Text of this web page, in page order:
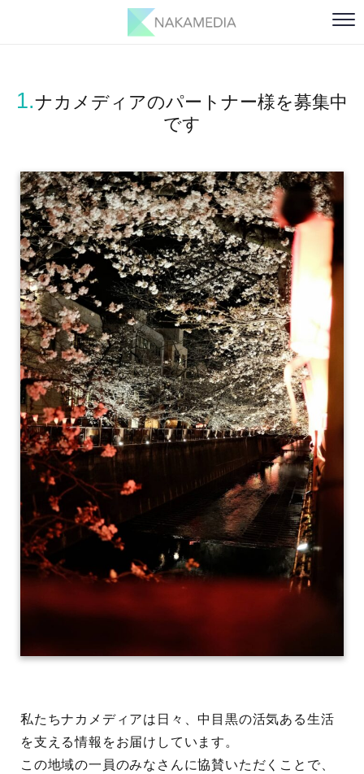
1.ナカメディアのパートナー様を募集中
です
私たちナカメディアは日々、中目黒の活気ある生活
を支える情報をお届けしています。
この地域の一員のみなさんに協賛いただくことで、